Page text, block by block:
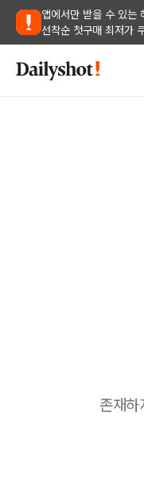
앱에서만 받을 수 있는
선착순 첫구매 최저가
존재하